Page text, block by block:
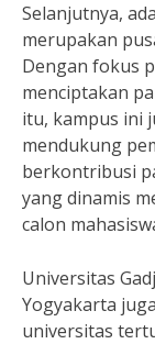
Selanjutnya,
merupakan
Dengan fokus
menciptakan
itu, kampus ini
mendukung
berkontribusi
yang dinamis
calon
Universitas
Yogyakarta
universitas